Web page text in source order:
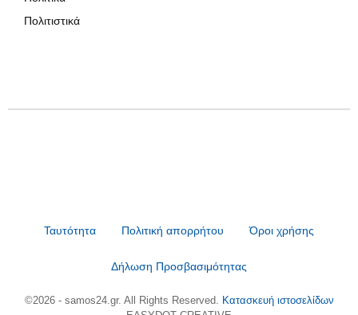
Πολιτιστικά
Ταυτότητα Πολιτική απορρήτου Όροι χρήσης
Δήλωση Προσβασιμότητας
©2026 - samos24.gr. All Rights Reserved. Κατασκευή ιστοσελίδων